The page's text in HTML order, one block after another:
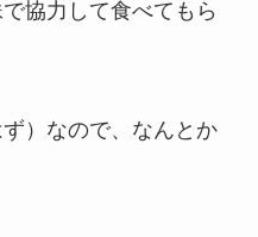
協力して食べてもら
）なので、なんとか